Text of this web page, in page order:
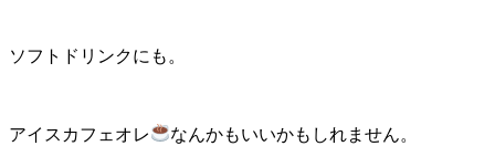
ソフトドリンクにも。
アイスカフェオレ なんかもいいかもしれません。